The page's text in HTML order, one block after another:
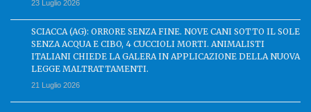
23 Luglio 2026
SCIACCA (AG): ORRORE SENZA FINE. NOVE CANI SOTTO IL SOLE
SENZA ACQUA E CIBO, 4 CUCCIOLI MORTI. ANIMALISTI
ITALIANI CHIEDE LA GALERA IN APPLICAZIONE DELLA NUOVA
LEGGE MALTRATTAMENTI.
21 Luglio 2026